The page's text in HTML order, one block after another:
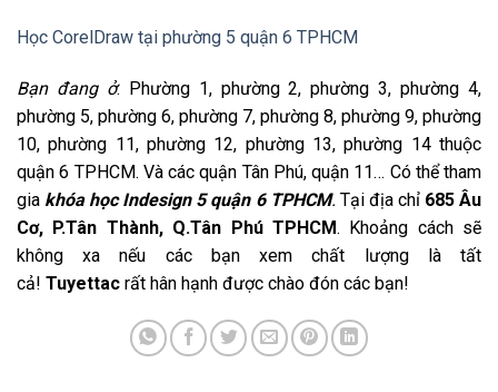
Học CorelDraw tại phường 5 quận 6 TPHCM
Bạn đang ở: Phường 1, phường 2, phường 3, phường 4,
phường 5, phường 6, phường 7, phường 8, phường 9, phường
10, phường 11, phường 12, phường 13, phường 14 thuộc
quận 6 TPHCM. Và các quận Tân Phú, quận 11… Có thể tham
gia khóa học Indesign 5 quận 6 TPHCM. Tại địa chỉ 685 Âu
Cơ, P.Tân Thành, Q.Tân Phú TPHCM. Khoảng cách sẽ
không xa nếu các bạn xem chất lượng là tất
cả! Tuyettac rất hân hạnh được chào đón các bạn!